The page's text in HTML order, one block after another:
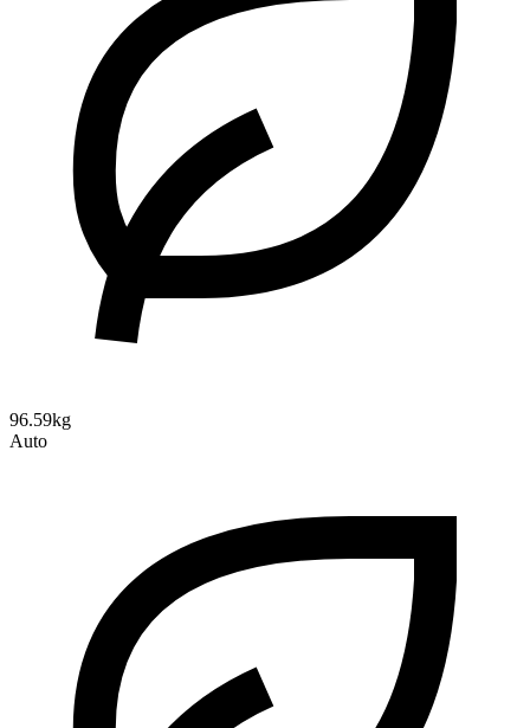
96.59kg
Auto